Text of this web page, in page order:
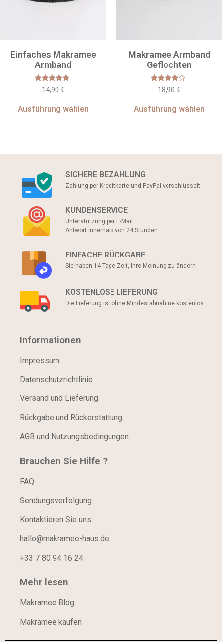
Einfaches Makramee
Armband
Bewertet
mit
von 5
14,90 €
Ausführung wählen
Makramee Armband
Geflochten
Bewertet
mit
von 5
18,90 €
Ausführung wählen
SICHERE BEZAHLUNG
Zahlung per Kreditkarte und PayPal verschlüsselt
KUNDENSERVICE
Unterstützung per E-Mail
Antwort innerhalb von 24 Stunden
EINFACHE RÜCKGABE
Sie haben 14 Tage Zeit, Ihre Meinung zu ändern
KOSTENLOSE LIEFERUNG
Die Lieferung ist ohne Mindestabnahme kostenlos
Informationen
Impressum
Datenschutzrichtlinie
Versand und Lieferung
Rückgabe und Rückerstattung
AGB und Nutzungsbedingungen
Brauchen Sie Hilfe ?
FAQ
Sendungsverfolgung
Kontaktieren Sie uns
hallo@makramee-haus.de
+33 7 80 94 16 24
Mehr lesen
Makramee Blog
Makramee kaufen